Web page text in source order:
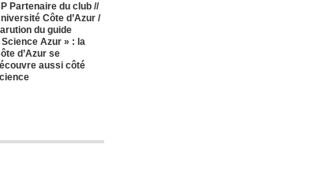
Partenaire du club //
Côte d’Azur /
du guide
Science Azur » : la
d’Azur se
aussi côté